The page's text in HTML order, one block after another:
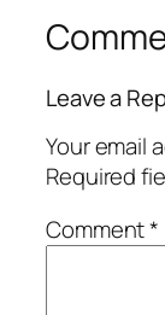
Leave a
Your email
Required
Comment*